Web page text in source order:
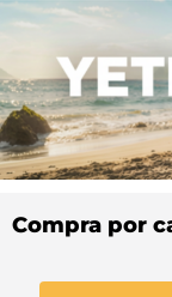
Compra por